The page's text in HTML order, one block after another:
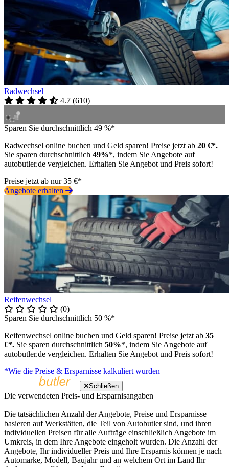
Radwechsel
4.7 (610)
Sparen Sie durchschnittlich 49 %*
Radwechsel online buchen und Geld sparen! Preise jetzt ab 20 €*.
Sie sparen durchschnittlich 49%*, indem Sie Angebote auf
autobutler.de vergleichen. Erhalten Sie Angebot und Preis sofort!
Preise jetzt ab nur 35 €*
Angebote erhalten
Reifenwechsel
(0)
Sparen Sie durchschnittlich 50 %*
Reifenwechsel online buchen und Geld sparen! Preise jetzt ab 35
€*. Sie sparen durchschnittlich 50%*, indem Sie Angebote auf
autobutler.de vergleichen. Erhalten Sie Angebot und Preis sofort!
*Wie die Preise & Ersparnisse kalkuliert wurden
Schließen
Die verwendeten Preis- und Ersparnisangaben
Die tatsächlichen Anzahl der Angebote, Preise und Ersparnisse
basieren auf Werkstätten, die Teil von Autobutler sind, und ihren
individuellen Preisen für alle Aufträge einschließlich Angebote im
Umkreis, in dem Ihre Angebote eingeholt wurden. Die Anzahl der
Angebote, Ihr individueller Preis und Ihre Ersparnis können je nach
Automarke, Modell, Baujahr und an welchem Ort im Land Ihr